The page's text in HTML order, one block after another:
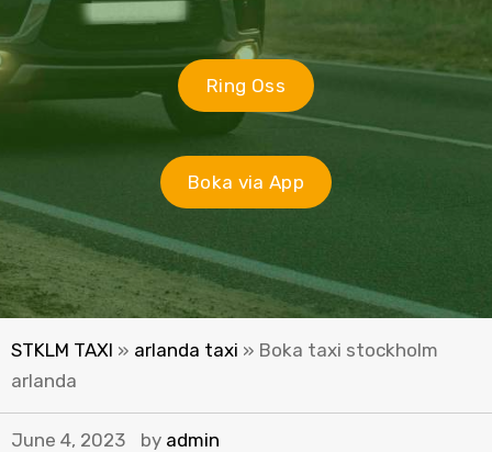
Ring Oss
Boka via App
STKLM TAXI » arlanda taxi » Boka taxi stockholm
arlanda
June 4, 2023 by admin